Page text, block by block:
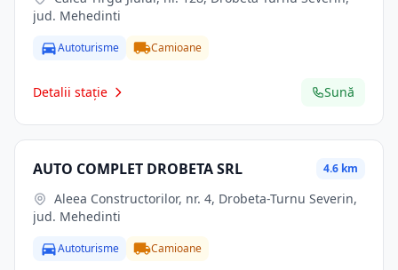
jud. Mehedinti
Autoturisme Camioane
Detalii stație Sună
AUTO COMPLET DROBETA SRL 4.6 km
jud. Mehedinti
Autoturisme Camioane